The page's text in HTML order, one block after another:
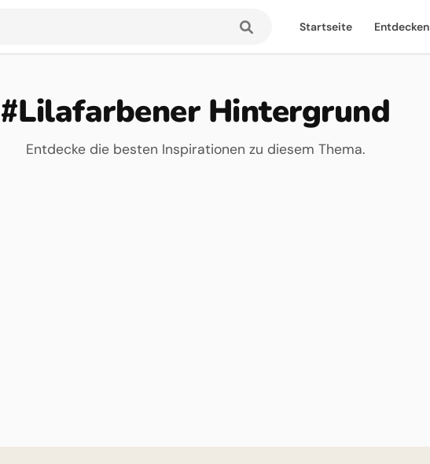
Startseite Entdecken
#Lilafarbener Hintergrund
Entdecke die besten Inspirationen zu diesem Thema.